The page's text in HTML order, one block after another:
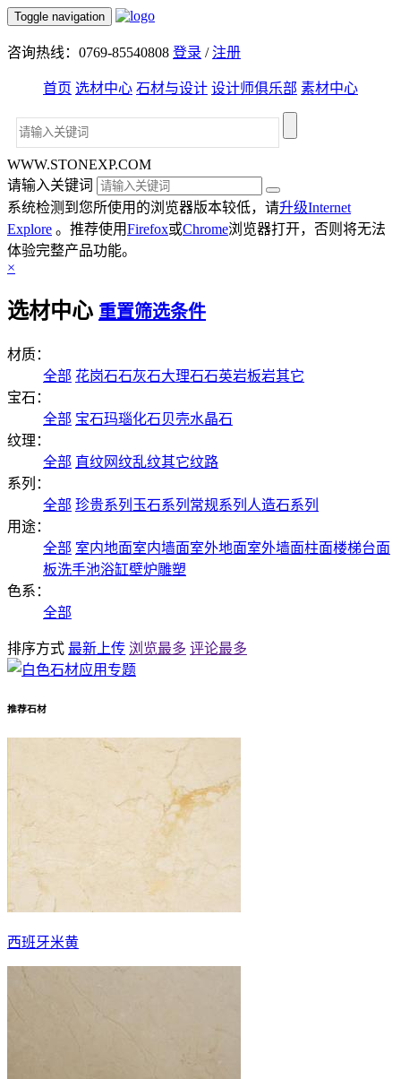
Toggle navigation
咨询热线：0769-85540808 登录 /注册
首页 选材中心 石材与设计 设计师俱乐部 素材中心
WWW.STONEXP.COM
请输入关键词
系统检测到您所使用的浏览器版本较低，请升级Internet
Explore 。推荐使用Firefox或Chrome浏览器打开，否则将无法
体验完整产品功能。
×
选材中心 重置筛选条件
材质：
全部 花岗石石灰石大理石石英岩板岩其它
宝石：
全部 宝石玛瑙化石贝壳水晶石
纹理：
全部 直纹网纹乱纹其它纹路
系列：
全部 珍贵系列 玉石系列 常规系列 人造石系列
用途：
全部 室内地面室内墙面室外地面室外墙面柱面楼梯台面
板洗手池浴缸壁炉雕塑
色系：
全部
排序方式 最新上传 浏览最多 评论最多
推荐石材
西班牙米黄